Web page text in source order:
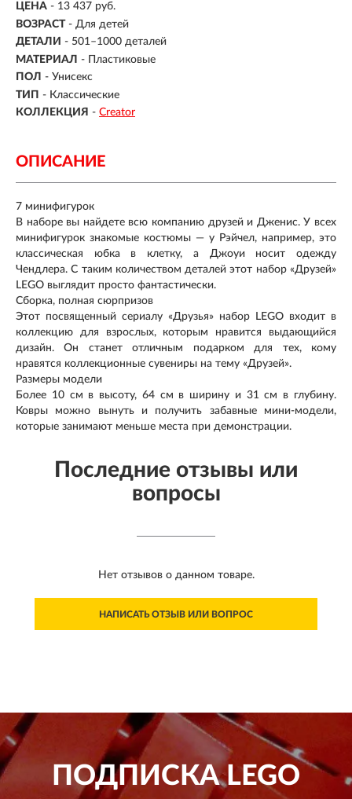
ЦЕНА - 13 437 руб.
ВОЗРАСТ - Для детей
ДЕТАЛИ - 501–1000 деталей
МАТЕРИАЛ - Пластиковые
ПОЛ - Унисекс
ТИП - Классические
КОЛЛЕКЦИЯ - Creator
ОПИСАНИЕ
7 минифигурок
В наборе вы найдете всю компанию друзей и Дженис. У всех
минифигурок знакомые костюмы — у Рэйчел, например, это
классическая юбка в клетку, а Джоуи носит одежду
Чендлера. С таким количеством деталей этот набор «Друзей»
LEGO выглядит просто фантастически.
Сборка, полная сюрпризов
Этот посвященный сериалу «Друзья» набор LEGO входит в
коллекцию для взрослых, которым нравится выдающийся
дизайн. Он станет отличным подарком для тех, кому
нравятся коллекционные сувениры на тему «Друзей».
Размеры модели
Более 10 см в высоту, 64 см в ширину и 31 см в глубину.
Ковры можно вынуть и получить забавные мини-модели,
которые занимают меньше места при демонстрации.
Последние отзывы или
вопросы
Нет отзывов о данном товаре.
НАПИСАТЬ ОТЗЫВ ИЛИ ВОПРОС
ПОДПИСКАLEGO